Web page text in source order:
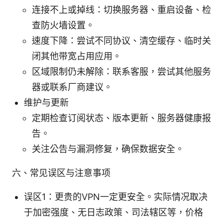
连接不上或掉线：切换服务器、重启设备、检
查防火墙设置。
速度下降：尝试不同协议、清空缓存、临时关
闭其他带宽占用应用。
区域限制仍未解除：联系客服，尝试其他服务
器或联系厂商建议。
维护与更新
定期检查订阅状态、版本更新、服务器健康报
告。
关注公告与漏洞修复，确保数据安全。
六、常见误区与注意事项
误区1：更贵的VPN一定更安全。实际情况取决
于加密强度、无日志政策、司法辖区等，价格